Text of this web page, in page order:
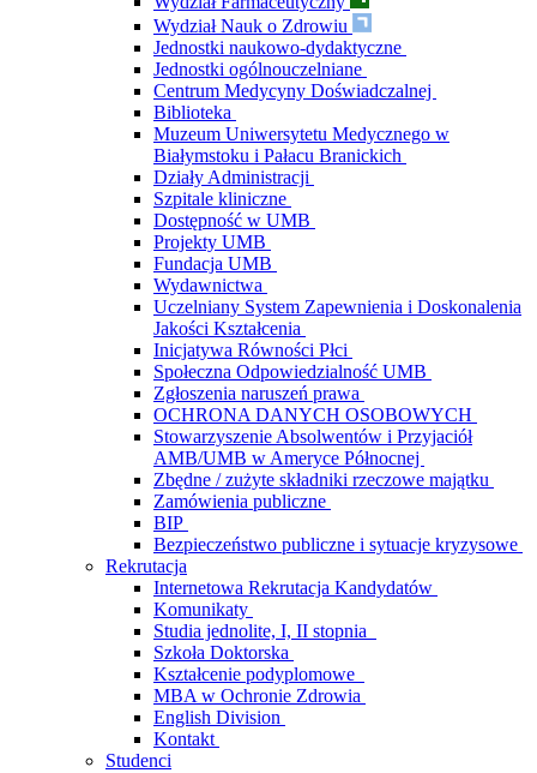
Wydział Nauk o Zdrowiu
Jednostki naukowo-dydaktyczne
Jednostki ogólnouczelniane
Centrum Medycyny Doświadczalnej
Biblioteka
Muzeum Uniwersytetu Medycznego w
Białymstoku i Pałacu Branickich
Działy Administracji
Szpitale kliniczne
Dostępność w UMB
Projekty UMB
Fundacja UMB
Wydawnictwa
Uczelniany System Zapewnienia i Doskonalenia
Jakości Kształcenia
Inicjatywa Równości Płci
Społeczna Odpowiedzialność UMB
Zgłoszenia naruszeń prawa
OCHRONA DANYCH OSOBOWYCH
Stowarzyszenie Absolwentów i Przyjaciół
AMB/UMB w Ameryce Północnej
Zbędne / zużyte składniki rzeczowe majątku
Zamówienia publiczne
BIP
Bezpieczeństwo publiczne i sytuacje kryzysowe
Rekrutacja
Internetowa Rekrutacja Kandydatów
Komunikaty
Studia jednolite, I, II stopnia
Szkoła Doktorska
Kształcenie podyplomowe
MBA w Ochronie Zdrowia
English Division
Kontakt
Studenci